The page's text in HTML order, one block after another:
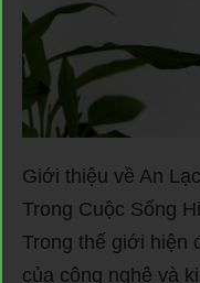
Giới thiệu về An
Trong Cuộc Sống
Trong thế giới hiện
của công nghệ và